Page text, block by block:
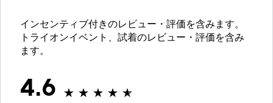
インセンティブ付きのレビュー・評価を含みます。
トライオンイベント、試着のレビュー・評価を含み
ます。
4.6